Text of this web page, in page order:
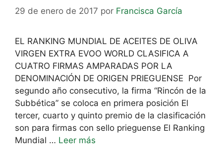
29 de enero de 2017 por Francisca García
EL RANKING MUNDIAL DE ACEITES DE OLIVA
VIRGEN EXTRA EVOO WORLD CLASIFICA A
CUATRO FIRMAS AMPARADAS POR LA
DENOMINACIÓN DE ORIGEN PRIEGUENSE Por
segundo año consecutivo, la firma “Rincón de la
Subbética” se coloca en primera posición El
tercer, cuarto y quinto premio de la clasificación
son para firmas con sello prieguense El Ranking
Mundial … Leer más